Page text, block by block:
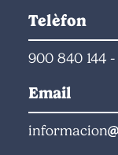
Telèfon
900 840 144 -
Email
informacion